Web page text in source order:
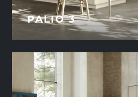
PALIO 3